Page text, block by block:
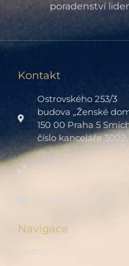
poradenství
Kontakt
Ostrovského 253/3
budova „Ženské
150 00 Praha 5
číslo kanceláře
(+420) 775 342 943
fintalk@fintalk.cz
Navigace
Domů